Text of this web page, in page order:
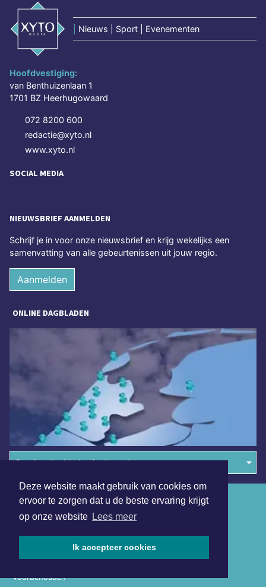
Deze website maakt gebruik van cookies om
ervoor te zorgen dat u de beste ervaring krijgt
op onze website Lees meer
Ik accepteer cookies
Nieuws | Sport | Evenementen
Hoofdvestiging:
van Benthuizenlaan 1
1701 BZ Heerhugowaard
072 8200 600
redactie@xyto.nl
www.xyto.nl
SOCIAL MEDIA
NIEUWSBRIEF AANMELDEN
Schrijf je in voor onze nieuwsbrief en krijg wekelijks een
samenvatting van alle gebeurtenissen uit jouw regio.
Aanmelden
ONLINE DAGBLADEN
Overige dagbladen in de regio
voorbehouden
Algemene voorwaarden
Disclaimer